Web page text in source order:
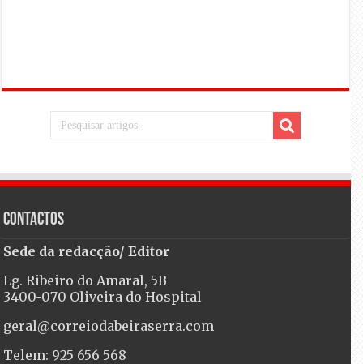
Contactos
Sede da redacção/ Editor
Lg. Ribeiro do Amaral, 5B
3400-070 Oliveira do Hospital
geral@correiodabeiraserra.com
Telem: 925 656 568